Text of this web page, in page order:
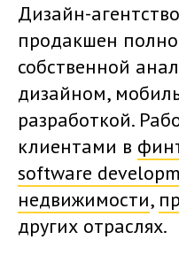
Дизайн-
продакшен
собственной
дизайном,
разработкой.
клиентами в
software
недвижимости,
других отраслях.